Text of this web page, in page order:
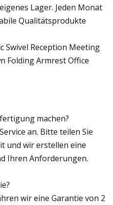
Lager. Jeden Monat
Qualitätsprodukte
machen?
an. Bitte teilen Sie
und wir erstellen eine
Ihren Anforderungen.
wir eine Garantie von 2